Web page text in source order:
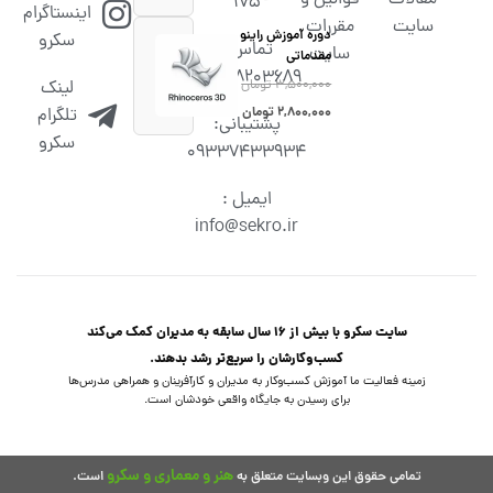
سایت
مقررات
سایت
تماس :
02538203689
پشتیبانی:
09337433934
ایمیل :
info@sekro.ir
دوره آموزش راینو
مقدماتی
۳,۵۰۰,۰۰۰تومان
۲,۸۰۰,۰۰۰تومان
اینستاگرام
سکرو
لینک
تلگرام
سکرو
سایت سکرو با بیش از 16 سال سابقه به مدیران کمک می‌کند
کسب‌و‌کارشان را سریع‌تر رشد بدهند.
زمینه فعالیت ما آموزش کسب‌وکار به مدیران و کارآفرینان و همراهی مدرس‌ها
برای رسیدن به جایگاه واقعی خودشان است.
تمامی حقوق این وبسایت متعلق بههنر و معماری و سکرو است.